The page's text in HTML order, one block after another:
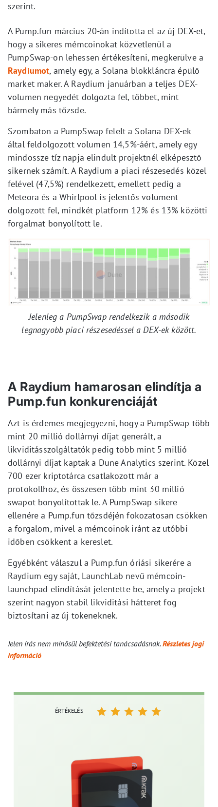
szerint.
A Pump.fun március 20-án indította el az új DEX-et,
hogy a sikeres mémcoinokat közvetlenül a
PumpSwap-on lehessen értékesíteni, megkerülve a
Raydiumot, amely egy, a Solana blokkláncra épülő
market maker. A Raydium januárban a teljes DEX-
volumen negyedét dolgozta fel, többet, mint
bármely más tőzsde.
Szombaton a PumpSwap felelt a Solana DEX-ek
által feldolgozott volumen 14,5%-áért, amely egy
mindössze tíz napja elindult projektnél elképesztő
sikernek számít. A Raydium a piaci részesedés közel
felével (47,5%) rendelkezett, emellett pedig a
Meteora és a Whirlpool is jelentős volument
dolgozott fel, mindkét platform 12% és 13% közötti
forgalmat bonyolított le.
Jelenleg a PumpSwap rendelkezik a második
legnagyobb piaci részesedéssel a DEX-ek között.
A Raydium hamarosan elindítja a
Pump.fun konkurenciáját
Azt is érdemes megjegyezni, hogy a PumpSwap több
mint 20 millió dollárnyi díjat generált, a
likviditásszolgáltatók pedig több mint 5 millió
dollárnyi díjat kaptak a Dune Analytics szerint. Közel
700 ezer kriptotárca csatlakozott már a
protokollhoz, és összesen több mint 30 millió
swapot bonyolítottak le. A PumpSwap sikere
ellenére a Pump.fun tőzsdéjén fokozatosan csökken
a forgalom, mivel a mémcoinok iránt az utóbbi
időben csökkent a kereslet.
Egyébként válaszul a Pump.fun óriási sikerére a
Raydium egy saját, LaunchLab nevű mémcoin-
launchpad elindítását jelentette be, amely a projekt
szerint nagyon stabil likviditási hátteret fog
biztosítani az új tokeneknek.
Jelen írás nem minősül befektetési tanácsadásnak.Részletes jogi
információ
ÉRTÉKELÉS